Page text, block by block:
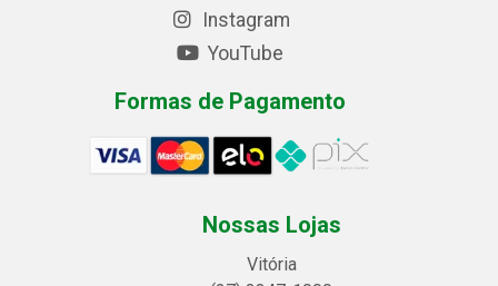
Instagram
YouTube
Formas de Pagamento
Nossas Lojas
Vitória